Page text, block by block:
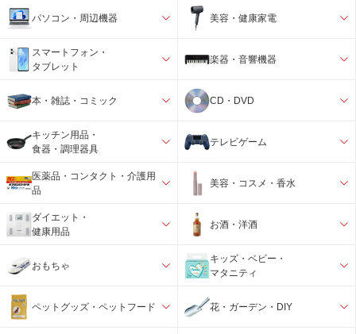
パソコン・周辺機器 美容・健康家電
スマートフォン・
タブレット
楽器・音響機器
本・雑誌・コミック CD・DVD
キッチン用品・
食器・調理器具
テレビゲーム
医薬品・コンタクト・介護用
品
美容・コスメ・香水
ダイエット・
健康用品
お酒・洋酒
おもちゃ
キッズ・ベビー・
マタニティ
ペットグッズ・ペットフード 花・ガーデン・DIY